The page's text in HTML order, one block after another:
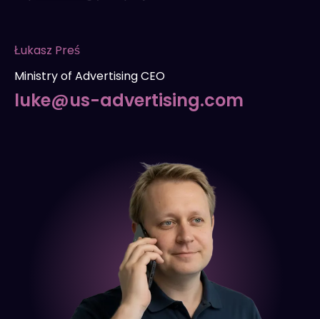
Łukasz Preś
Ministry of Advertising CEO
luke@us-advertising.com